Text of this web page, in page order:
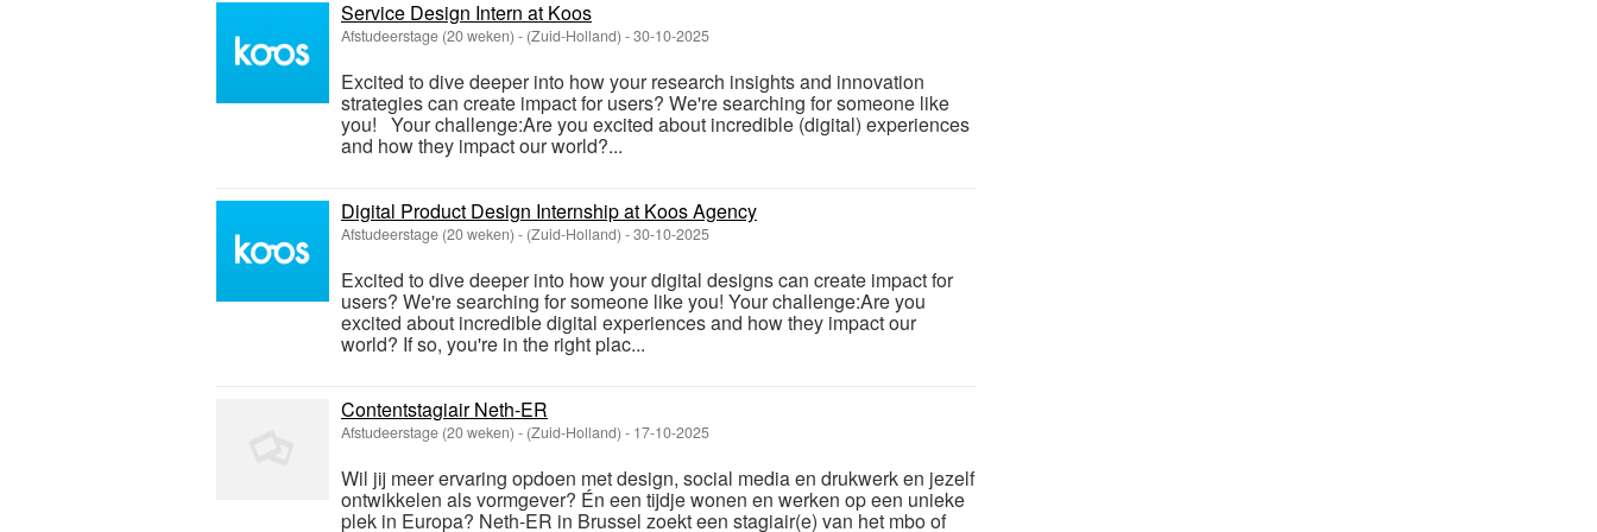
Service Design Intern at Koos
Afstudeerstage (20 weken) - (Zuid-Holland) -30-10-2025
Excited to dive deeper into how your research insights and innovation
strategies can create impact for users? We're searching for someone like
you! Your challenge:Are you excited about incredible (digital) experiences
and how they impact our world?...
Digital Product Design Internship at Koos Agency
Afstudeerstage (20 weken) - (Zuid-Holland) -30-10-2025
Excited to dive deeper into how your digital designs can create impact for
users? We're searching for someone like you! Your challenge:Are you
excited about incredible digital experiences and how they impact our
world? If so, you're in the right plac...
Contentstagiair Neth-ER
Afstudeerstage (20 weken) - (Zuid-Holland) - 17-10-2025
Wil jij meer ervaring opdoen met design, social media en drukwerk en jezelf
ontwikkelen als vormgever? Én een tijdje wonen en werken op een unieke
plek in Europa? Neth-ER in Brussel zoekt een stagiair(e) van het mbo of